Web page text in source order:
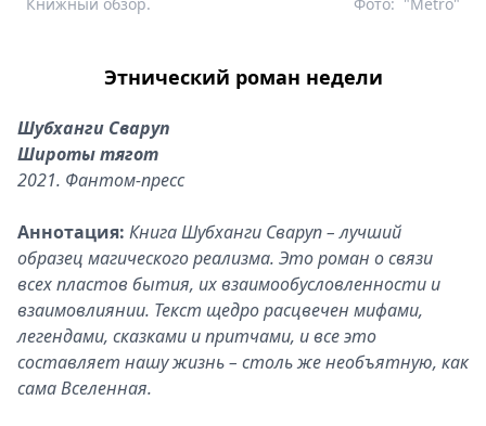
Этнический роман недели
Шубханги Сваруп
Широты тягот
2021. Фантом-пресс
Аннотация: Книга Шубханги Сваруп – лучший
образец магического реализма. Это роман о связи
всех пластов бытия, их взаимообусловленности и
взаимовлиянии. Текст щедро расцвечен мифами,
легендами, сказками и притчами, и все это
составляет нашу жизнь – столь же необъятную, как
сама Вселенная.